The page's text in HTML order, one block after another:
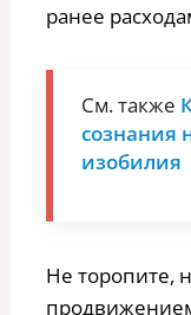
ранее
См. также
сознания
изобилия
Не торопите,